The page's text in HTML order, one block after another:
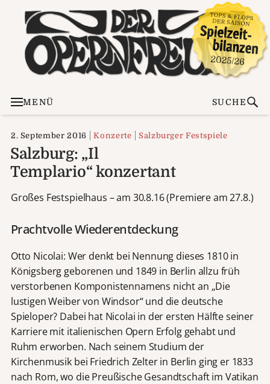
MENÜ SUCHE
2. September 2016 Konzerte Salzburger Festspiele
Salzburg: „Il
Templario“ konzertant
Großes Festspielhaus – am 30.8.16 (Premiere am 27.8.)
Prachtvolle Wiederentdeckung
Otto Nicolai: Wer denkt bei Nennung dieses 1810 in
Königsberg geborenen und 1849 in Berlin allzu früh
verstorbenen Komponistennamens nicht an „Die
lustigen Weiber von Windsor“ und die deutsche
Spieloper? Dabei hat Nicolai in der ersten Hälfte seiner
Karriere mit italienischen Opern Erfolg gehabt und
Ruhm erworben. Nach seinem Studium der
Kirchenmusik bei Friedrich Zelter in Berlin ging er 1833
nach Rom, wo die Preußische Gesandtschaft im Vatikan